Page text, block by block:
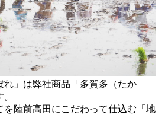
れ」は弊社商品「多賀多（たか
を陸前高田にこだわって仕込む「地